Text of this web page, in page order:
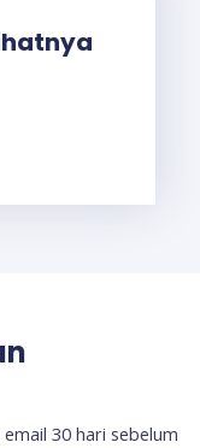
30 hari sebelum